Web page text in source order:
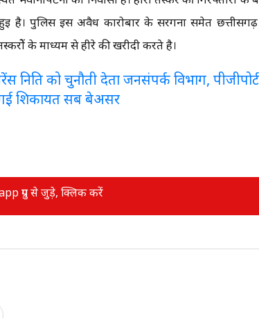
है। पुलिस इस अवैध कारोबार के सरगना समेत
के माध्यम से हीरे की खरीदी करते है।
निति को चुनौती देता जनसंपर्क विभाग,
शिकायत सब बेअसर
ग्रुप से जुड़े, क्लिक करें